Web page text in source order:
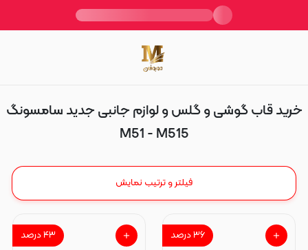
M51 - M515
خرید قاب گوشی و گلس و لوازم جانبی جدید سامسونگ
M51 - M515
فیلتر و ترتیب نمایش
۳۶درصد ۴۳درصد